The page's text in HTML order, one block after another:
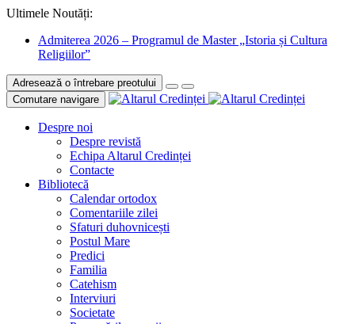
Ultimele Noutăți:
Admiterea 2026 – Programul de Master „Istoria și Cultura
Religiilor”
Adresează o întrebare preotului
Comutare navigare
Despre noi
Despre revistă
Echipa Altarul Credinței
Contacte
Bibliotecă
Calendar ortodox
Comentariile zilei
Sfaturi duhovnicești
Postul Mare
Predici
Familia
Catehism
Interviuri
Societate